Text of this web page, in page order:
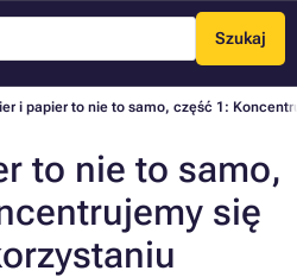
Szukaj
Menu
i papier to nie to samo, część 1:
to nie to samo,
się